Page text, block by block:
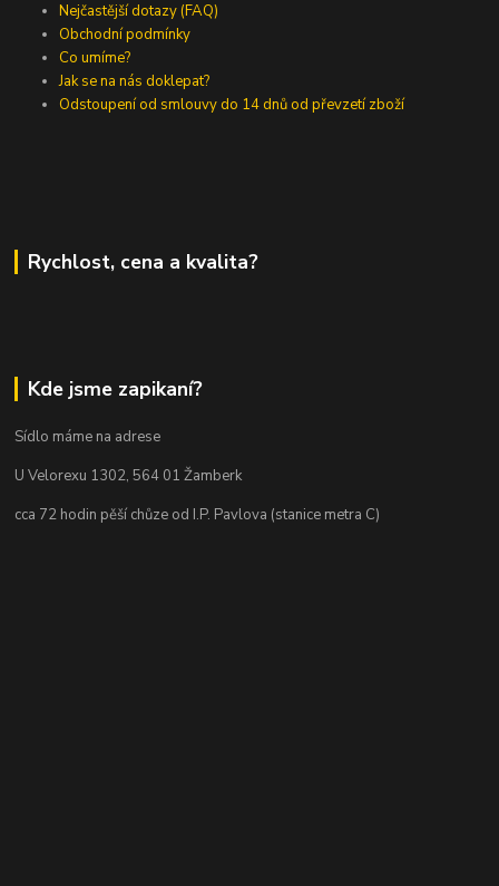
Nejčastější dotazy (FAQ)
Obchodní podmínky
Co umíme?
Jak se na nás doklepat?
Odstoupení od smlouvy do 14 dnů od převzetí zboží
Rychlost, cena a kvalita?
Kde jsme zapikaní?
Sídlo máme na adrese
U Velorexu 1302, 564 01 Žamberk
cca 72 hodin pěší chůze od I.P. Pavlova (stanice metra C)